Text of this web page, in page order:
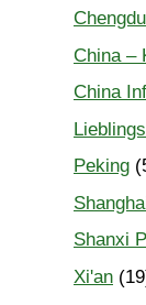
Chengdu
China –
China
Peking
Shanxi
Xi'an